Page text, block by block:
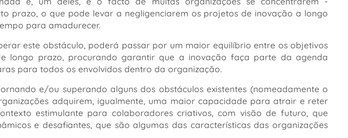
prazo, o que pode levar a negligenciarem os projetos de inovação a longo
para amadurecer.
este obstáculo, poderá passar por um maior equilíbrio entre os objetivos
longo prazo, procurando garantir que a inovação faça parte da agenda
para todos os envolvidos dentro da organização.
e/ou superando alguns dos obstáculos existentes (nomeadamente o
adquirem, igualmente, uma maior capacidade para atrair e reter
estimulante para colaboradores criativos, com visão de futuro, que
e desafiantes, que são algumas das características das organizações